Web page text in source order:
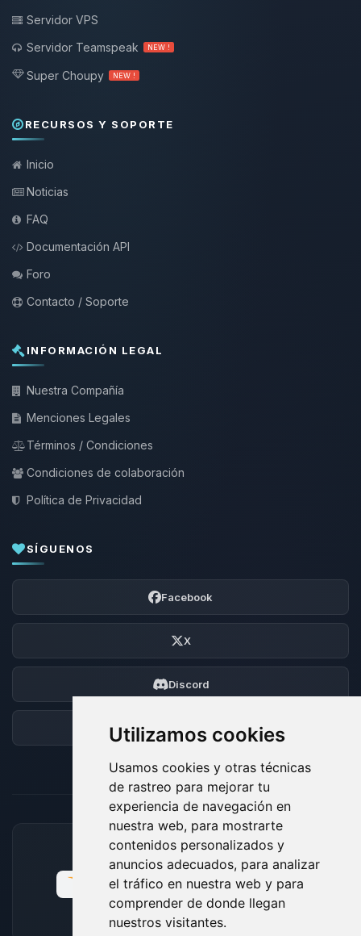
Utilizamos cookies
Usamos cookies y otras técnicas
de rastreo para mejorar tu
experiencia de navegación en
nuestra web, para mostrarte
contenidos personalizados y
anuncios adecuados, para analizar
el tráfico en nuestra web y para
comprender de donde llegan
nuestros visitantes.
Servidor VPS
Servidor Teamspeak
NEW !
Super Choupy NEW !
RECURSOS Y SOPORTE
Inicio
Noticias
FAQ
Documentación API
Foro
Contacto / Soporte
INFORMACIÓN LEGAL
Nuestra Compañía
Menciones Legales
Términos / Condiciones
Condiciones de colaboración
Política de Privacidad
SÍGUENOS
Facebook
X
Discord
Foro
MÉTODOS DE PAGO ACEPTADOS